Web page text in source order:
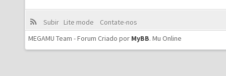
Subir Lite mode
Contate-nos
MEGAMU Team - Forum Criado por MyBB. Mu Online